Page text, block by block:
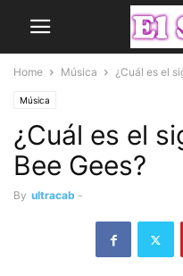
Home Música ¿Cuál es el
Música
¿Cuál es el
Bee Gees?
By ultracab -